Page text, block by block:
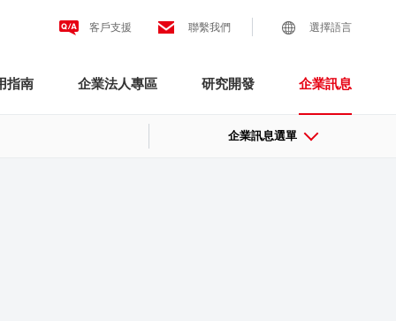
客戶支援 聯繫我們 選擇語言
指南 企業法人專區 研究開發 企業訊息
企業訊息選單